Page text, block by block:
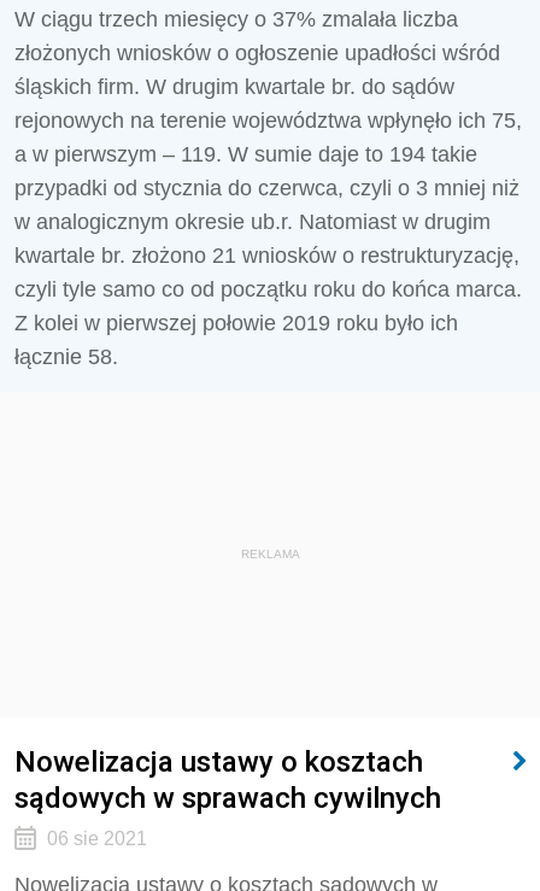
W ciągu trzech miesięcy o 37% zmalała liczba
złożonych wniosków o ogłoszenie upadłości wśród
śląskich firm. W drugim kwartale br. do sądów
rejonowych na terenie województwa wpłynęło ich 75,
a w pierwszym – 119. W sumie daje to 194 takie
przypadki od stycznia do czerwca, czyli o 3 mniej niż
w analogicznym okresie ub.r. Natomiast w drugim
kwartale br. złożono 21 wniosków o restrukturyzację,
czyli tyle samo co od początku roku do końca marca.
Z kolei w pierwszej połowie 2019 roku było ich
łącznie 58.
REKLAMA
Nowelizacja ustawy o kosztach
sądowych w sprawach cywilnych
06 sie 2021
Nowelizacja ustawy o kosztach sądowych w